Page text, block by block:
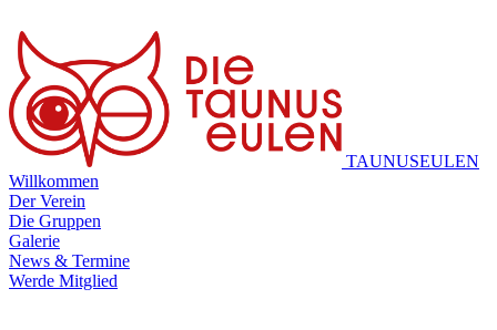
TAUNUSEULEN
Willkommen
Der Verein
Die Gruppen
Galerie
News & Termine
Werde Mitglied